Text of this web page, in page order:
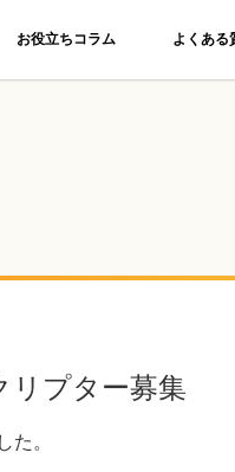
お役立ちコラム よくある
リプター募集
た。